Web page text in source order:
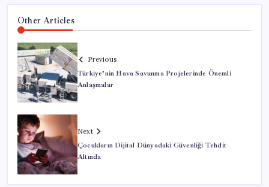
Other Articles
Previous
Türkiye’nin Hava Savunma Projelerinde Önemli
Anlaşmalar
Next
Çocukların Dijital Dünyadaki Güvenliği Tehdit
Altında